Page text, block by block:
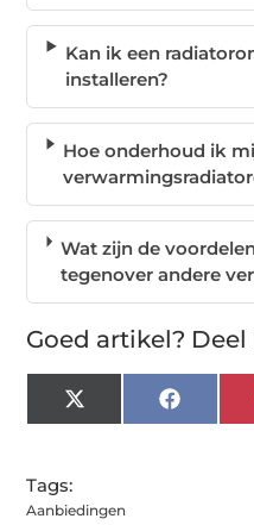
Kan ik een
installeren?
Hoe onderhoud ik
Wat zijn de
tegenover andere
Goed artikel?
X
(Twitter)
Tags:
Aanbiedingen